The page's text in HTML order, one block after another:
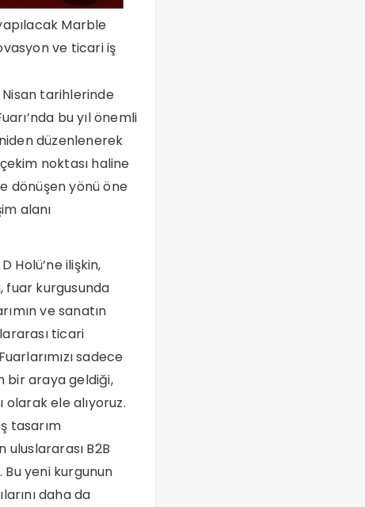
Marble
ve ticari iş
Nisan tarihlerinde
bu yıl önemli
düzenlenerek
noktası haline
dönüşen yönü öne
alanı
Holü’ne ilişkin,
fuar kurgusunda
ve sanatın
ticari
sadece
bir araya geldiği,
ele alıyoruz.
tasarım
uluslararası B2B
yeni kurgunun
daha da